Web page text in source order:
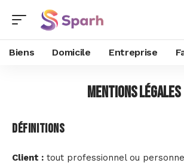
Biens Domicile Entreprise
Mentions Légales
Définitions
Client : tout professionnel ou